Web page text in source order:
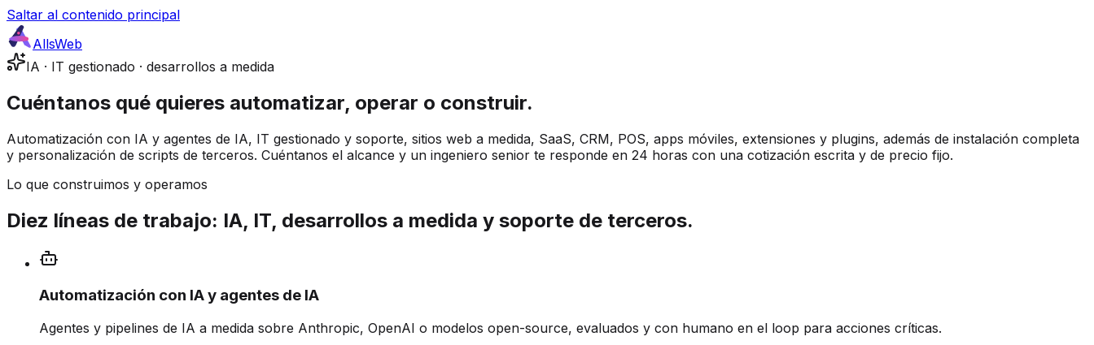
Saltar al contenido principal
AllsWeb
IA · IT gestionado · desarrollos a medida
Cuéntanos qué quieres automatizar, operar o construir.
Automatización con IA y agentes de IA, IT gestionado y soporte, sitios web a medida, SaaS, CRM, POS, apps móviles, extensiones y plugins, además de instalación completa
y personalización de scripts de terceros. Cuéntanos el alcance y un ingeniero senior te responde en 24 horas con una cotización escrita y de precio fijo.
Lo que construimos y operamos
Diez líneas de trabajo: IA, IT, desarrollos a medida y soporte de terceros.
Automatización con IA y agentes de IA
Agentes y pipelines de IA a medida sobre Anthropic, OpenAI o modelos open-source, evaluados y con humano en el loop para acciones críticas.